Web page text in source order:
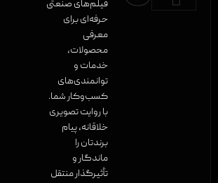
فیلم‌های صنعتی
حرفه‌ای برای
معرفی
محصولات،
خدمات و
توانمندی‌های
کسب‌وکار شما.
با روایت تصویری
خلاقانه، پیام
برندتان را
ماندگار و
تأثیرگذار منتقل